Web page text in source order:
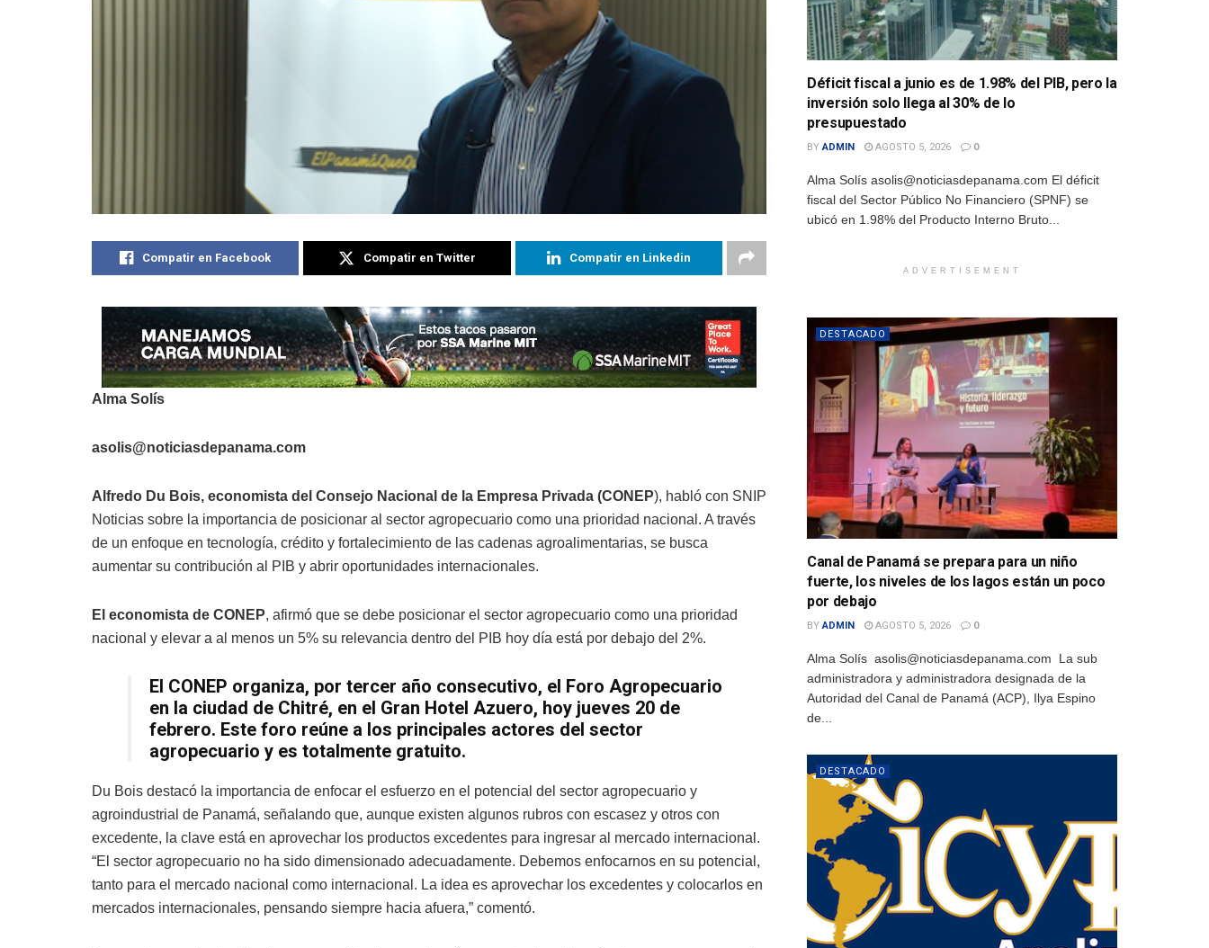
Compatir en Facebook Compatir en Twitter Compatir en Linkedin
Alma Solís
asolis@noticiasdepanama.com
Alfredo Du Bois, economista del Consejo Nacional de la Empresa Privada (CONEP), habló con SNIP
Noticias sobre la importancia de posicionar al sector agropecuario como una prioridad nacional. A través
de un enfoque en tecnología, crédito y fortalecimiento de las cadenas agroalimentarias, se busca
aumentar su contribución al PIB y abrir oportunidades internacionales.
El economista de CONEP, afirmó que se debe posicionar el sector agropecuario como una prioridad
nacional y elevar a al menos un 5% su relevancia dentro del PIB hoy día está por debajo del 2%.
El CONEP organiza, por tercer año consecutivo, el Foro Agropecuario
en la ciudad de Chitré, en el Gran Hotel Azuero, hoy jueves 20 de
febrero. Este foro reúne a los principales actores del sector
agropecuario y es totalmente gratuito.
Du Bois destacó la importancia de enfocar el esfuerzo en el potencial del sector agropecuario y
agroindustrial de Panamá, señalando que, aunque existen algunos rubros con escasez y otros con
excedente, la clave está en aprovechar los productos excedentes para ingresar al mercado internacional.
“El sector agropecuario no ha sido dimensionado adecuadamente. Debemos enfocarnos en su potencial,
tanto para el mercado nacional como internacional. La idea es aprovechar los excedentes y colocarlos en
mercados internacionales, pensando siempre hacia afuera,” comentó.
Déficit fiscal a junio es de 1.98% del PIB, pero la
inversión solo llega al 30% de lo
presupuestado
BY ADMIN AGOSTO 5, 2026 0
Alma Solís asolis@noticiasdepanama.com El déficit
fiscal del Sector Público No Financiero (SPNF) se
ubicó en 1.98% del Producto Interno Bruto...
ADVERTISEMENT
DESTACADO
Canal de Panamá se prepara para un niño
fuerte, los niveles de los lagos están un poco
por debajo
BY ADMIN AGOSTO 5, 2026 0
Alma Solís asolis@noticiasdepanama.com La sub
administradora y administradora designada de la
Autoridad del Canal de Panamá (ACP), Ilya Espino
de...
DESTACADO